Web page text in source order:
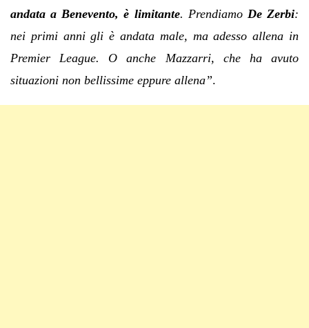
andata a Benevento, è limitante. Prendiamo De Zerbi:
nei primi anni gli è andata male, ma adesso allena in
Premier League. O anche Mazzarri, che ha avuto
situazioni non bellissime eppure allena”.